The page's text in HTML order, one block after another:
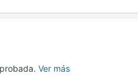
Ver más